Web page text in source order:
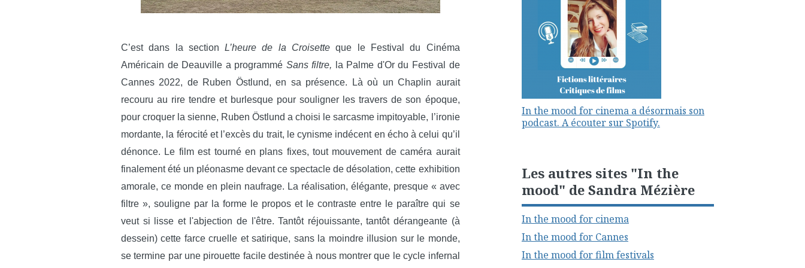
C’est dans la sectionL’heure de la Croisette que le Festival du Cinéma
Américain de Deauville a programmé Sans filtre, la Palme d'Or du Festival de
Cannes 2022, de Ruben Östlund, en sa présence. Là où un Chaplin aurait
recouru au rire tendre et burlesque pour souligner les travers de son époque,
pour croquer la sienne, Ruben Östlund a choisi le sarcasme impitoyable, l’ironie
mordante, la férocité et l’excès du trait, le cynisme indécent en écho à celui qu’il
dénonce. Le film est tourné en plans fixes, tout mouvement de caméra aurait
finalement été un pléonasme devant ce spectacle de désolation, cette exhibition
amorale, ce monde en plein naufrage. La réalisation, élégante, presque « avec
filtre », souligne par la forme le propos et le contraste entre le paraître qui se
veut si lisse et l'abjection de l'être. Tantôt réjouissante, tantôt dérangeante (à
dessein) cette farce cruelle et satirique, sans la moindre illusion sur le monde,
se termine par une pirouette facile destinée à nous montrer que le cycle infernal
In the mood for cinema a désormais son
podcast. A écouter sur Spotify.
Les autres sites "In the
mood" de Sandra Mézière
In the mood for cinema
In the mood for Cannes
In the mood for film festivals